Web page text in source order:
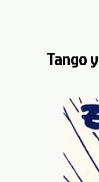
Tango